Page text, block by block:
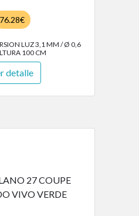
76.28€
LUZ 3,1 MM / Ø 0,6
100 CM
detalle